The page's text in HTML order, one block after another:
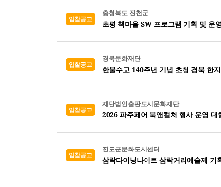
입찰공고
충청북도 진천군
초평 책마을 SW 프로그램 기획 및 운
입찰공고
경북문화재단
한불수교 140주년 기념 초청 경북 한
입찰공고
재단법인출판도시문화재단
2026 파주페어 북앤컬처 행사 운영 대
입찰공고
진도군문화도시센터
삼락다이닝나이트 삼락거리예술제 기